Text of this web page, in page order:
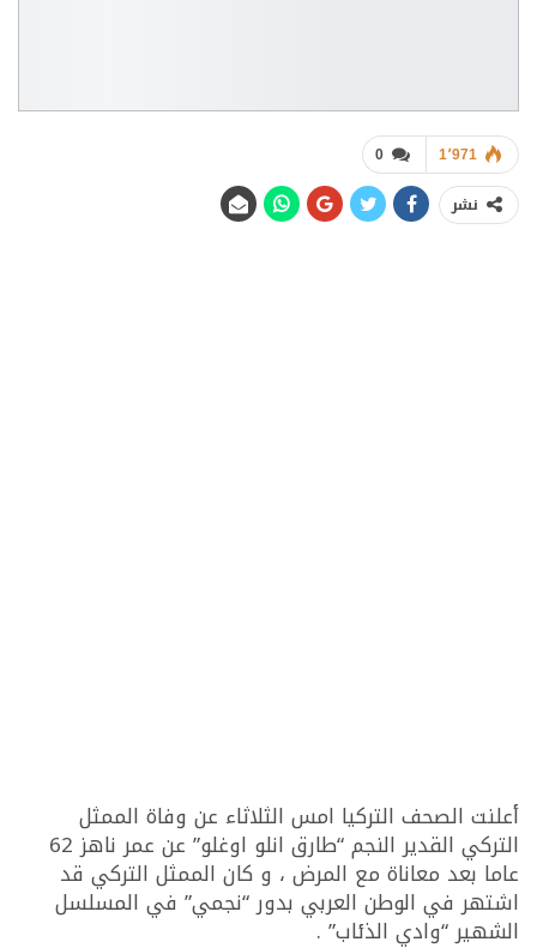
0 1٬971
نشر
أعلنت الصحف التركيا امس الثلاثاء عن وفاة الممثل
التركي القدير النجم “طارق انلو اوغلو” عن عمر ناهز 62
عاما بعد معاناة مع المرض ، و كان الممثل التركي قد
اشتهر في الوطن العربي بدور “نجمي” في المسلسل
الشهير “وادي الذئاب” .